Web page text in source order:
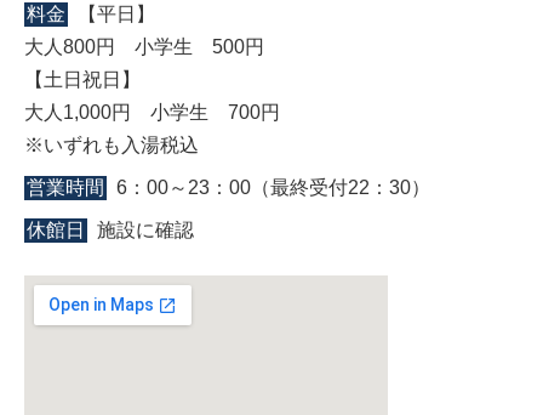
料金
【平日】
大人800円 小学生 500円
【土日祝日】
大人1,000円 小学生 700円
※いずれも入湯税込
営業時間 6：00～23：00（最終受付22：30）
休館日 施設に確認